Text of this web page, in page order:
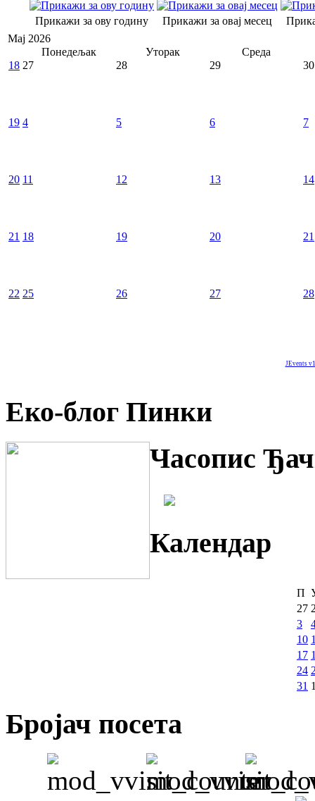
Прикажи за ову годину Прикажи за овај месец
Мај 2026
Понедељак
Уторак
Среда
18 27 28 29 30
19 4 5 6 7
20 11 12 13 14
21 18 19 20 21
22 25 26 27 28
JEvents
Еко-блог Пинки
Часопис
Календар
П
27
3
10
17
24
31
Бројач посета